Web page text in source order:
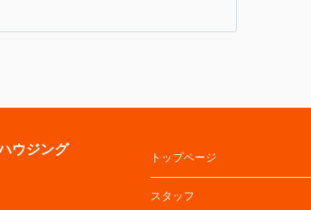
ウジング トップページ
スタッフ